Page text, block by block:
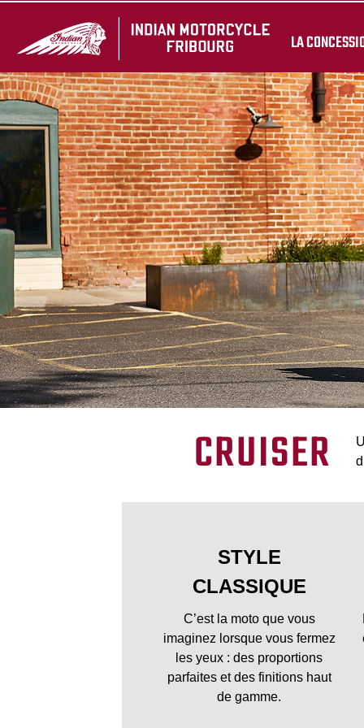
LA
CRUISER
STYLE
CLASSIQUE
C’est la moto que vous
imaginez lorsque vous fermez
les yeux : des proportions
parfaites et des finitions haut
de gamme.